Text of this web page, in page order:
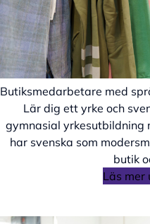
Butiksmedarbetare med
Lär dig ett yrke och
gymnasial yrkesutbildning
har svenska som
butik
Läs mer